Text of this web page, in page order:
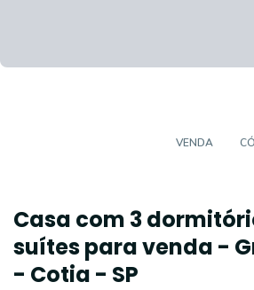
VENDA
Casa com 3
suítes para venda -
- Cotia - SP